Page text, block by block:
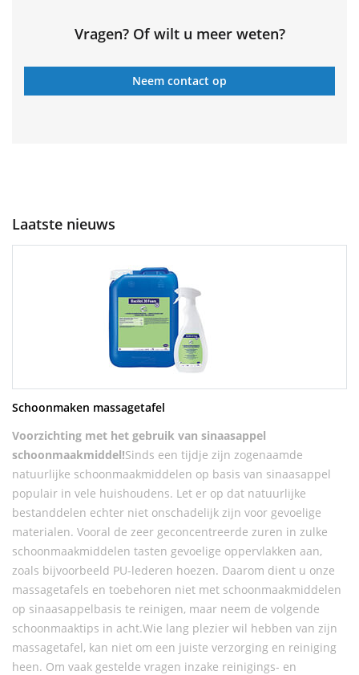
Vragen? Of wilt u meer weten?
Neem contact op
Laatste nieuws
Schoonmaken massagetafel
Voorzichting met het gebruik van sinaasappel
schoonmaakmiddel!Sinds een tijdje zijn zogenaamde
natuurlijke schoonmaakmiddelen op basis van sinaasappel
populair in vele huishoudens. Let er op dat natuurlijke
bestanddelen echter niet onschadelijk zijn voor gevoelige
materialen. Vooral de zeer geconcentreerde zuren in zulke
schoonmaakmiddelen tasten gevoelige oppervlakken aan,
zoals bijvoorbeeld PU-lederen hoezen. Daarom dient u onze
massagetafels en toebehoren niet met schoonmaakmiddelen
op sinaasappelbasis te reinigen, maar neem de volgende
schoonmaaktips in acht.Wie lang plezier wil hebben van zijn
massagetafel, kan niet om een juiste verzorging en reiniging
heen. Om vaak gestelde vragen inzake reinigings- en